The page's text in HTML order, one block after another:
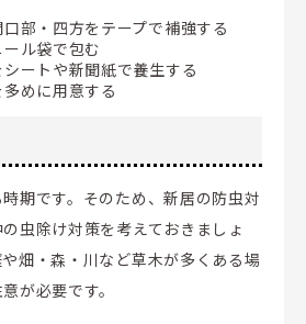
部・四方をテープで補強する
ル袋で包む
ートや新聞紙で養生する
めに用意する
期です。そのため、新居の防虫対
虫除け対策を考えておきましょ
畑・森・川など草木が多くある場
が必要です。